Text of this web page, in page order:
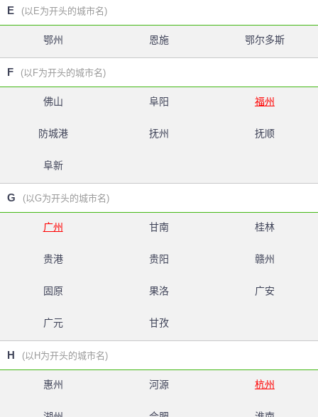
E (以E为开头的城市名)
鄂州 恩施 鄂尔多斯
F (以F为开头的城市名)
佛山 阜阳 福州
防城港 抚州 抚顺
阜新
G (以G为开头的城市名)
广州 甘南 桂林
贵港 贵阳 赣州
固原 果洛 广安
广元 甘孜
H (以H为开头的城市名)
惠州 河源 杭州